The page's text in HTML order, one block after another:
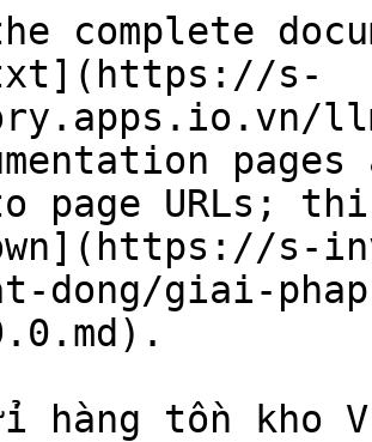
complete
s-
page URLs;
s-
dong/giai-
hàng tồn kho